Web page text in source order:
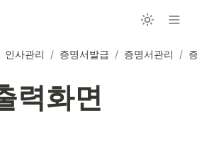
인사관리 / 증명서발급 / 증명서관리 /
력화면